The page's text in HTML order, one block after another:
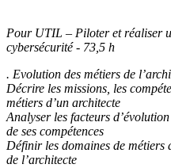
Pour UTIL – Piloter et réaliser
cybersécurité - 73,5 h
. Evolution des métiers de
Décrire les missions, les
métiers d’un architecte
Analyser les facteurs
de ses compétences
Définir les domaines de métiers
de l’architecte